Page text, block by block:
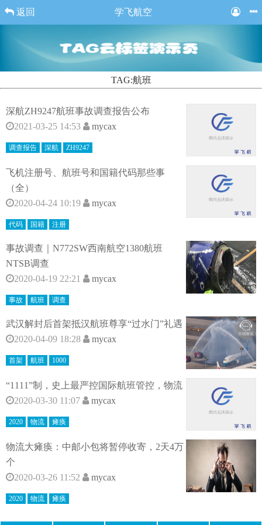
返回 学飞航空
TAG:航班
深航ZH9247航班事故调查报告公布
2021-03-25 14:53
mycax
调查报告 深航 ZH9247
飞机注册号、航班号和国籍代码那些事
（全）
2020-04-24 10:19
mycax
代码 国籍 注册
事故调查｜N772SW西南航空1380航班
NTSB调查
2020-04-19 22:21
mycax
事故 航班 调查
武汉解封后首架抵汉航班尊享“过水门”礼遇
2020-04-09 18:28
mycax
首架 航班 1000
“1111”制，史上最严控国际航班管控，物流
2020-03-30 11:07
mycax
2020 物流 瘫痪
物流大瘫痪：中邮小包将暂停收寄，2天4万
个
2020-03-26 11:52
mycax
2020 物流 瘫痪